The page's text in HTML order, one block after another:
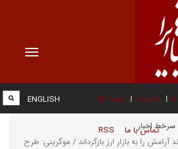
Toggle
عضویت پیوند ها
تماس با ما RSS
ENGLISH
سرخط اخبار
را به بازار ارز بازگرداند / موگرینی: طرح